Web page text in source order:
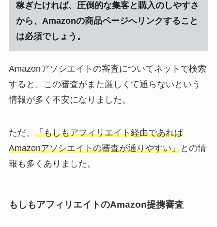
稼ぎたければ、圧倒的な集客と購入のしやすさ
から、Amazonの商品ページへリンクすること
は必須でしょう。
Amazonアソシエイトの審査についてネットで検索
すると、この審査がまた厳しくて通らないという
情報が多く不安になりました。
ただ、 「もしもアフィリエイト経由であれば
Amazonアソシエイトの審査が通りやすい」との情
報も多くありました。
もしもアフィリエイトのAmazon提携審査